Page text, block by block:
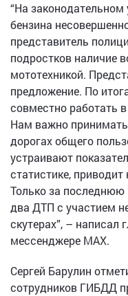
“На законодательном
бензина
представитель
подростков наличие
мототехникой.
предложение. По
совместно работать
Нам важно
дорогах общего
устраивают
статистике,
Только за
два ДТП с участием
скутерах”, – написал
мессенджере МАХ.
Сергей Барулин
сотрудников ГИБДД